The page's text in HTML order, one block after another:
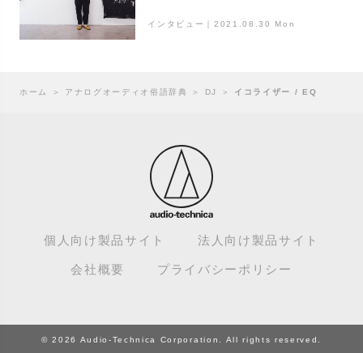
インタビュー｜2021.08.30 Mon
ホーム ＞ アナログオーディオ俗語辞典 ＞ DJ ＞ イコライザー / EQ
個人向け製品サイト 法人向け製品サイト
会社概要 プライバシーポリシー
© 2026 Audio-Technica Corporation. All rights reserved.